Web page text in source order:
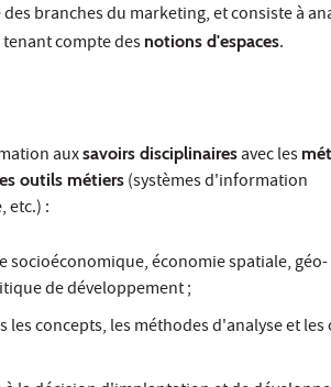
branches du marketing, et consiste à
compte des notions d'espaces.
auxsavoirs disciplinairesavec les
outils métiers (systèmes d'information
etc.) :
socioéconomique, économie spatiale, géo-
de développement ;
les concepts, les méthodes d'analyse et